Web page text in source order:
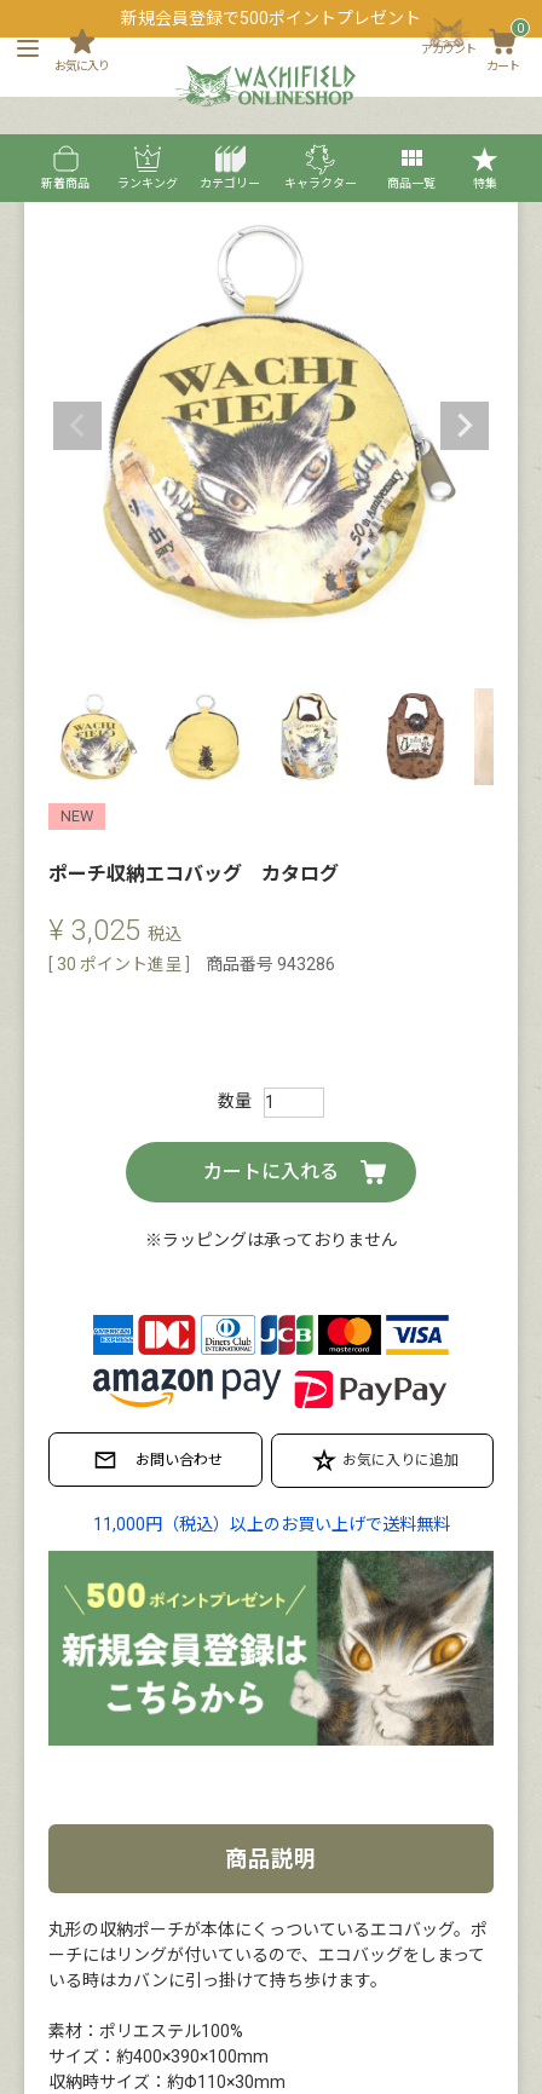
新規会員登録で500ポイントプレゼント
お気に入り
アカウント
カート
0
新着商品 ランキング カテゴリー キャラクター 商品一覧 特集
NEW
ポーチ収納エコバッグ カタログ
¥ 3,025 税込
30 ポイント進呈 ] 商品番号 943286
カートに入れる
※ラッピングは承っておりません
11,000円（税込）以上のお買い上げで送料無料
商品説明
丸形の収納ポーチが本体にくっついているエコバッグ。ポ
ーチにはリングが付いているので、エコバッグをしまって
いる時はカバンに引っ掛けて持ち歩けます。
素材：ポリエステル100%
サイズ：約400×390×100mm
収納時サイズ：約Φ110×30mm